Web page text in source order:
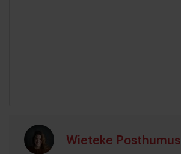
Wieteke Posthumus